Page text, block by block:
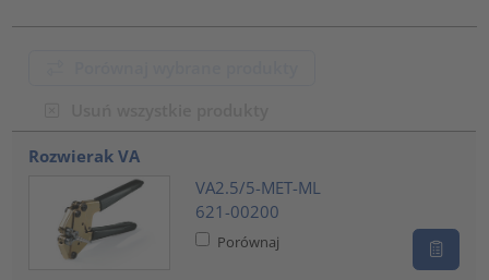
Rozwierak VA
VA2.5/5-MET-ML
621-00200
Porównaj